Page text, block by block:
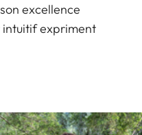
excellence
expriment